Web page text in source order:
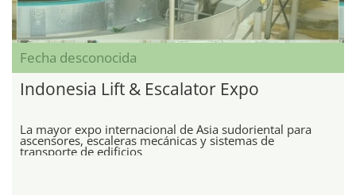
Fecha desconocida
Indonesia Lift & Escalator Expo
La mayor expo internacional de Asia sudoriental para
ascensores, escaleras mecánicas y sistemas de
transporte de edificios